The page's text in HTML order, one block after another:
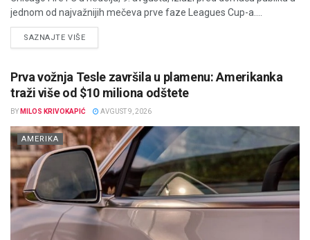
jednom od najvažnijih mečeva prve faze Leagues Cup-a....
SAZNAJTE VIŠEDETAILS
Prva vožnja Tesle završila u plamenu: Amerikanka
traži više od $10 miliona odštete
BY MILOS KRIVOKAPIĆ AVGUST 9, 2026
AMERIKA